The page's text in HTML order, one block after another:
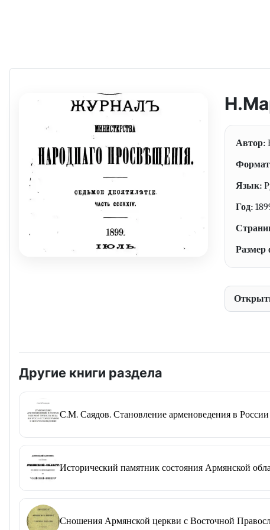
Автор:
Язык:
Год:
Размер
Другие книги раздела
С.М. Саядов. Становление арменоведения в России
Исторический памятник состояния Армянской
Сношения Армянской церкви с Восточной